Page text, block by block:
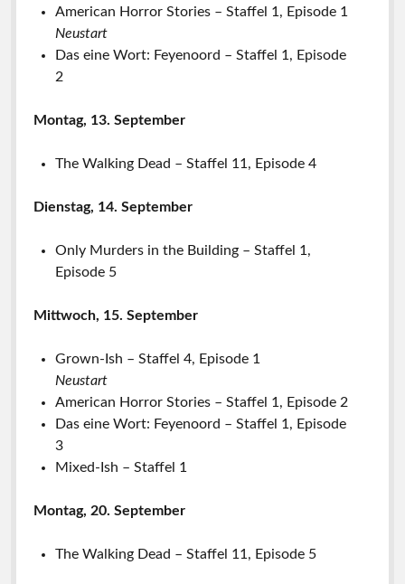
American Horror Stories – Staffel 1, Episode 1
Neustart
Das eine Wort: Feyenoord – Staffel 1, Episode
2
Montag, 13. September
The Walking Dead – Staffel 11, Episode 4
Dienstag, 14. September
Only Murders in the Building – Staffel 1,
Episode 5
Mittwoch, 15. September
Grown-Ish – Staffel 4, Episode 1
Neustart
American Horror Stories – Staffel 1, Episode 2
Das eine Wort: Feyenoord – Staffel 1, Episode
3
Mixed-Ish – Staffel 1
Montag, 20. September
The Walking Dead – Staffel 11, Episode 5